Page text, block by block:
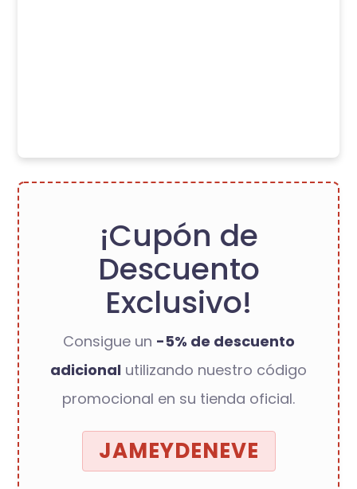
¡Cupón de
Descuento
Exclusivo!
Consigue un -5% de descuento
adicional utilizando nuestro código
promocional en su tienda oficial.
JAMEYDENEVE